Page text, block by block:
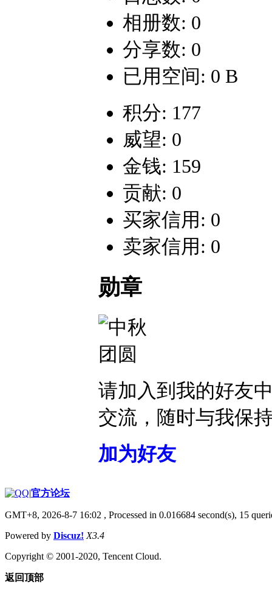
相册数: 0
分享数: 0
已用空间: 0 B
积分: 177
威望: 0
金钱: 159
贡献: 0
买家信用: 0
卖家信用: 0
勋章
请加入到我的好友
交流，随时与我保
加为好友
|官方论坛
GMT+8, 2026-8-7 16:02 , Processed in 0.016684 second(s), 15
Powered by Discuz! X3.4
Copyright © 2001-2020, Tencent Cloud.
返回顶部